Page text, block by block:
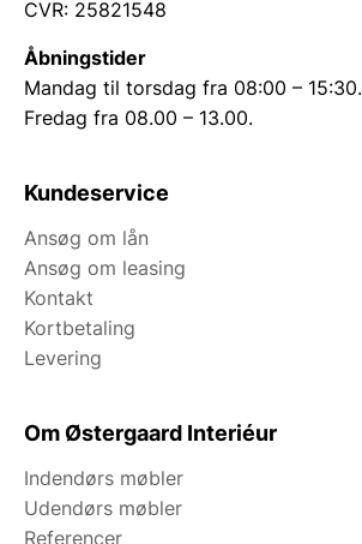
CVR: 25821548
Åbningstider
Mandag til torsdag fra 08:00 – 15:30.
Fredag fra 08.00 – 13.00.
Kundeservice
Ansøg om lån
Ansøg om leasing
Kontakt
Kortbetaling
Levering
Om Østergaard Interiéur
Indendørs møbler
Udendørs møbler
Referencer